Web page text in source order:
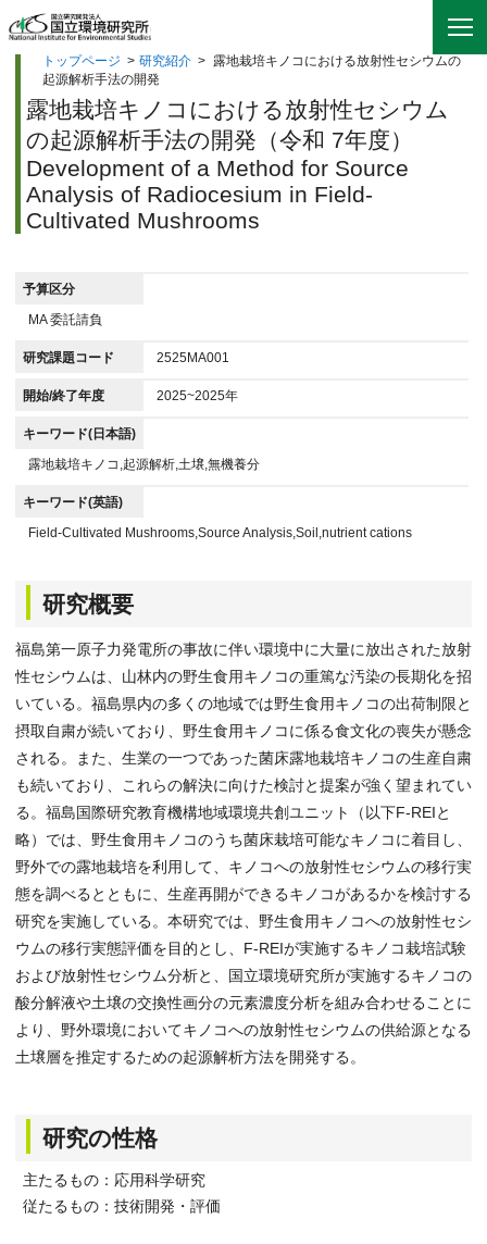
トップページ > 研究紹介 > 露地栽培キノコにおける放射性セシウムの
起源解析手法の開発
露地栽培キノコにおける放射性セシウム
の起源解析手法の開発（令和 7年度）
Development of a Method for Source
Analysis of Radiocesium in Field-
Cultivated Mushrooms
予算区分
MA 委託請負
研究課題コード 2525MA001
開始/終了年度 2025~2025年
キーワード(日本語)
露地栽培キノコ,起源解析,土壌,無機養分
キーワード(英語)
Field-Cultivated Mushrooms,Source Analysis,Soil,nutrient cations
研究概要
福島第一原子力発電所の事故に伴い環境中に大量に放出された放射
性セシウムは、山林内の野生食用キノコの重篤な汚染の長期化を招
いている。福島県内の多くの地域では野生食用キノコの出荷制限と
摂取自粛が続いており、野生食用キノコに係る食文化の喪失が懸念
される。また、生業の一つであった菌床露地栽培キノコの生産自粛
も続いており、これらの解決に向けた検討と提案が強く望まれてい
る。福島国際研究教育機構地域環境共創ユニット（以下F-REIと
略）では、野生食用キノコのうち菌床栽培可能なキノコに着目し、
野外での露地栽培を利用して、キノコへの放射性セシウムの移行実
態を調べるとともに、生産再開ができるキノコがあるかを検討する
研究を実施している。本研究では、野生食用キノコへの放射性セシ
ウムの移行実態評価を目的とし、F-REIが実施するキノコ栽培試験
および放射性セシウム分析と、国立環境研究所が実施するキノコの
酸分解液や土壌の交換性画分の元素濃度分析を組み合わせることに
より、野外環境においてキノコへの放射性セシウムの供給源となる
土壌層を推定するための起源解析方法を開発する。
研究の性格
主たるもの：応用科学研究
従たるもの：技術開発・評価